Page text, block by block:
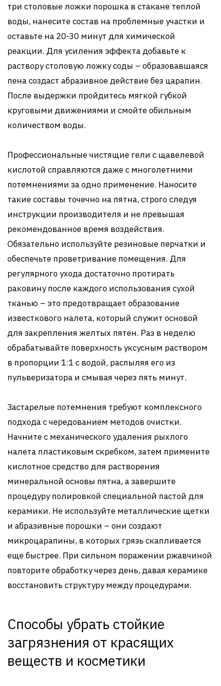
три столовые ложки порошка в стакане теплой
воды, нанесите состав на проблемные участки и
оставьте на 20-30 минут для химической
реакции. Для усиления эффекта добавьте к
раствору столовую ложку соды – образовавшаяся
пена создаст абразивное действие без царапин.
После выдержки пройдитесь мягкой губкой
круговыми движениями и смойте обильным
количеством воды.
Профессиональные чистящие гели с щавелевой
кислотой справляются даже с многолетними
потемнениями за одно применение. Наносите
такие составы точечно на пятна, строго следуя
инструкции производителя и не превышая
рекомендованное время воздействия.
Обязательно используйте резиновые перчатки и
обеспечьте проветривание помещения. Для
регулярного ухода достаточно протирать
раковину после каждого использования сухой
тканью – это предотвращает образование
известкового налета, который служит основой
для закрепления желтых пятен. Раз в неделю
обрабатывайте поверхность уксусным раствором
в пропорции 1:1 с водой, распыляя его из
пульверизатора и смывая через пять минут.
Застарелые потемнения требуют комплексного
подхода с чередованием методов очистки.
Начните с механического удаления рыхлого
налета пластиковым скребком, затем примените
кислотное средство для растворения
минеральной основы пятна, а завершите
процедуру полировкой специальной пастой для
керамики. Не используйте металлические щетки
и абразивные порошки – они создают
микроцарапины, в которых грязь скапливается
еще быстрее. При сильном поражении ржавчиной
повторите обработку через день, давая керамике
восстановить структуру между процедурами.
Способы убрать стойкие
загрязнения от красящих
веществ и косметики